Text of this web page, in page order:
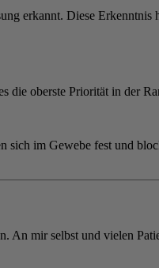
erkannt. Diese Erkenntnis
die oberste Priorität in der
sich im Gewebe fest und
An mir selbst und vielen